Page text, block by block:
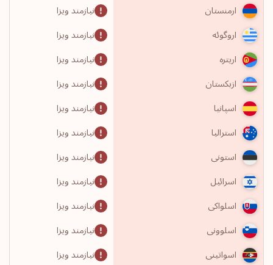
ارمنستان
نیازمند ویزا
اروگوئه
نیازمند ویزا
اریتره
نیازمند ویزا
ازبکستان
نیازمند ویزا
اسپانیا
نیازمند ویزا
استرالیا
نیازمند ویزا
استونی
نیازمند ویزا
اسرائیل
نیازمند ویزا
اسلواکی
نیازمند ویزا
اسلوونی
نیازمند ویزا
اسواتینی
نیازمند ویزا